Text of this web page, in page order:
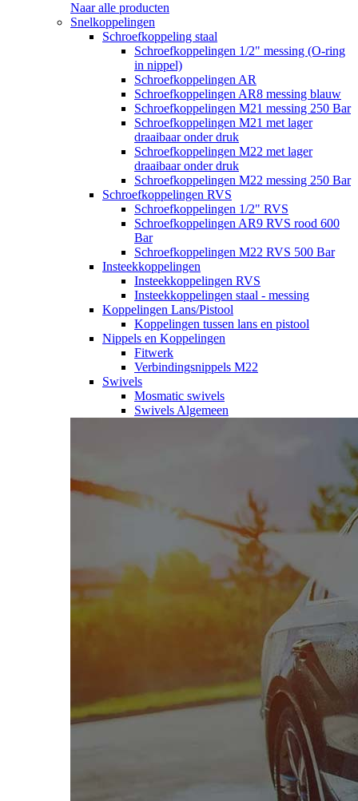
Naar alle producten
Snelkoppelingen
Schroefkoppeling staal
Schroefkoppelingen 1/2" messing (O-ring
in nippel)
Schroefkoppelingen AR
Schroefkoppelingen AR8 messing blauw
Schroefkoppelingen M21 messing 250 Bar
Schroefkoppelingen M21 met lager
draaibaar onder druk
Schroefkoppelingen M22 met lager
draaibaar onder druk
Schroefkoppelingen M22 messing 250 Bar
Schroefkoppelingen RVS
Schroefkoppelingen 1/2" RVS
Schroefkoppelingen AR9 RVS rood 600
Bar
Schroefkoppelingen M22 RVS 500 Bar
Insteekkoppelingen
Insteekkoppelingen RVS
Insteekkoppelingen staal - messing
Koppelingen Lans/Pistool
Koppelingen tussen lans en pistool
Nippels en Koppelingen
Fitwerk
Verbindingsnippels M22
Swivels
Mosmatic swivels
Swivels Algemeen